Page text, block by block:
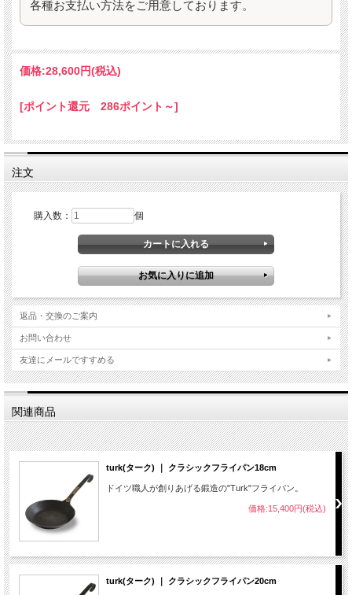
各種お支払い方法をご用意しております。
価格:28,600円(税込)
[ポイント還元 286ポイント～]
注文
購入数： 個
返品・交換のご案内
お問い合わせ
友達にメールですすめる
関連商品
turk(ターク) ｜ クラシックフライパン18cm
ドイツ職人が創りあげる鍛造の"Turk"フライパン。
価格:15,400円(税込)
turk(ターク) ｜ クラシックフライパン20cm